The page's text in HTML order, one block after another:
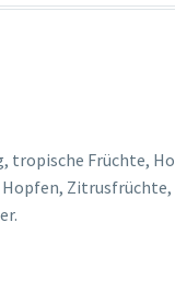
tropische Früchte,
Hopfen,